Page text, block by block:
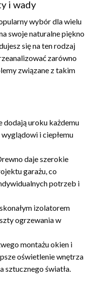
i wady
wybór dla wielu
swoje naturalne piękno
się na ten rodzaj
zarówno
związane z takim
dodają uroku każdemu
i ciepłemu
daje szerokie
garażu, co
potrzeb i
izolatorem
ogrzewania w
montażu okien i
oświetlenie wnętrza
sztucznego światła.